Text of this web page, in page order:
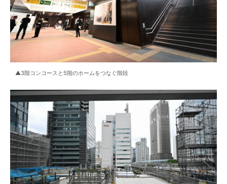
▲3階コンコースと5階のホームをつなぐ階段